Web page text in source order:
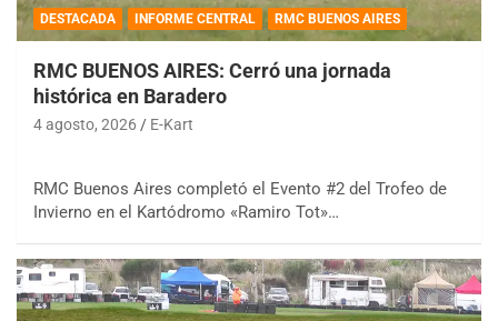
DESTACADA INFORME CENTRAL RMC BUENOS AIRES
RMC BUENOS AIRES: Cerró una jornada
histórica en Baradero
4 agosto, 2026 E-Kart
RMC Buenos Aires completó el Evento #2 del Trofeo de
Invierno en el Kartódromo «Ramiro Tot»…